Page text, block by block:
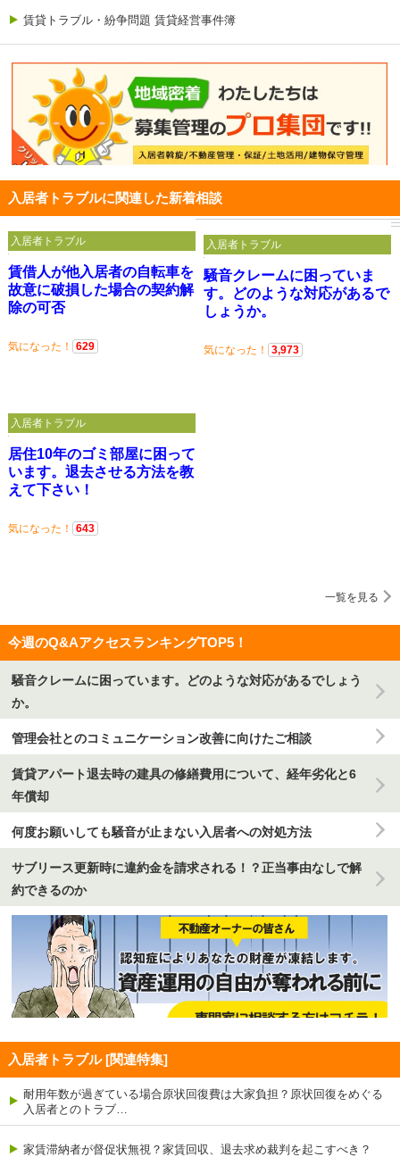
賃貸トラブル・紛争問題 賃貸経営事件簿
入居者トラブルに関連した新着相談
賃借人が他入居者の自転車を
故意に破損した場合の契約解
除の可否
気になった！ 629
入居者トラブル
騒音クレームに困っていま
す。どのような対応があるで
しょうか。
気になった！ 3,973
入居者トラブル
居住10年のゴミ部屋に困って
います。退去させる方法を教
えて下さい！
気になった！ 643
入居者トラブル
一覧を見る
今週のQ&AアクセスランキングTOP5！
騒音クレームに困っています。どのような対応があるでしょう
か。
管理会社とのコミュニケーション改善に向けたご相談
賃貸アパート退去時の建具の修繕費用について、経年劣化と6
年償却
何度お願いしても騒音が止まない入居者への対処方法
サブリース更新時に違約金を請求される！？正当事由なしで解
約できるのか
入居者トラブル [関連特集]
耐用年数が過ぎている場合原状回復費は大家負担？原状回復をめぐる
入居者とのトラブ…
家賃滞納者が督促状無視？家賃回収、退去求め裁判を起こすべき？